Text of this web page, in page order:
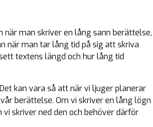
man skriver en lång sann berättelse,
när man tar lång tid på sig att skriva
textens längd och hur lång tid
kan vara så att när vi ljuger planerar
berättelse. Om vi skriver en lång lögn
skriver ned den och behöver därför